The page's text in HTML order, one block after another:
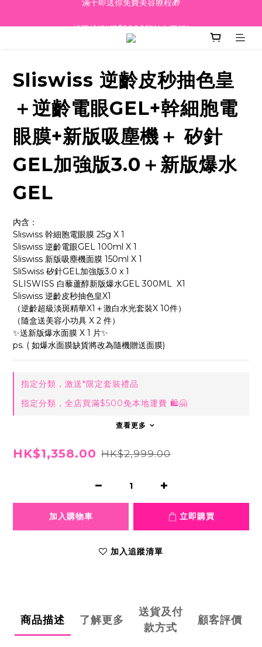
☀️【Summer Sales 盛夏狂歡】滿 $700 即減 $40！🔥
越買越抵‼️滿$2000額外九五折‼️
Sliswiss 逆齡皮秒抽色皇
＋逆齡電眼GEL+幹細胞電
眼膜+新版吸塵機＋ 矽針
GEL加強版3.0＋新版爆水
GEL
內含：
Sliswiss 幹細胞電眼膜 25g X 1
Sliswiss 逆齡電眼GEL 100ml X 1
Sliswiss 新版吸塵機面膜 150ml X 1
SliSwiss 矽針GEL加強版3.0 x 1
SLISWISS 白藜蘆醇新版爆水GEL 300ML  X1
Sliswiss 逆齡皮秒抽色皇X1
（逆齡超級淡斑精華X1＋激白水光套裝X 10件）
（隨盒送美容小功具 X 2 件）
✨送新版爆水面膜 X 1 片✨
ps. ( 如爆水面膜缺貨將改為隨機贈送面膜)
指定分類，激送*限定套裝禮品
指定分類，全店買滿$500免本地運費 🛍🤗
查看更多
HK$1,358.00 HK$2,999.00
加入購物車 立即購買
加入追蹤清單
商品描述 了解更多
送貨及付
款方式
顧客評價